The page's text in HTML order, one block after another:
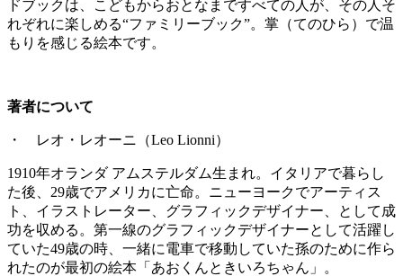
ドブックは、こどもからおとなまですべての人が、その人そ
れぞれに楽しめる“ファミリーブック”。掌（てのひら）で温
もりを感じる絵本です。
著者について
・ レオ・レオーニ（Leo Lionni）
1910年オランダ アムステルダム生まれ。イタリアで暮らし
た後、29歳でアメリカに亡命。ニューヨークでアーティス
ト、イラストレーター、グラフィックデザイナー、として成
功を収める。第一線のグラフィックデザイナーとして活躍し
ていた49歳の時、一緒に電車で移動していた孫のために作ら
れたのが最初の絵本「あおくんときいろちゃん」。